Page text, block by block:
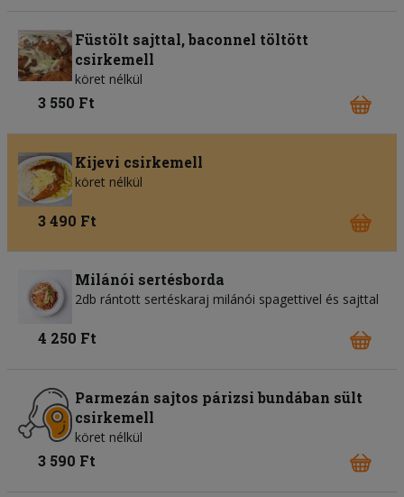
Füstölt sajttal, baconnel töltött
csirkemell
köret nélkül
3 550 Ft
Kijevi csirkemell
köret nélkül
3 490 Ft
Milánói sertésborda
2db rántott sertéskaraj milánói spagettivel és sajttal
4 250 Ft
Parmezán sajtos párizsi bundában sült
csirkemell
köret nélkül
3 590 Ft